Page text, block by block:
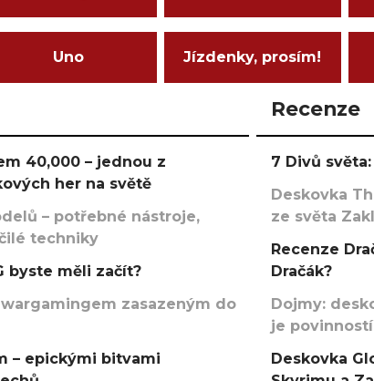
Uno Jízdenky, prosím!
40,000 – jednou z
her na světě
– potřebné nástroje,
techniky
byste měli začít?
zasazeným do
– epickými bitvami
Recenze
7 Divů
Deskovka
ze světa
Recenze
Dračák?
Dojmy:
je
Deskovka